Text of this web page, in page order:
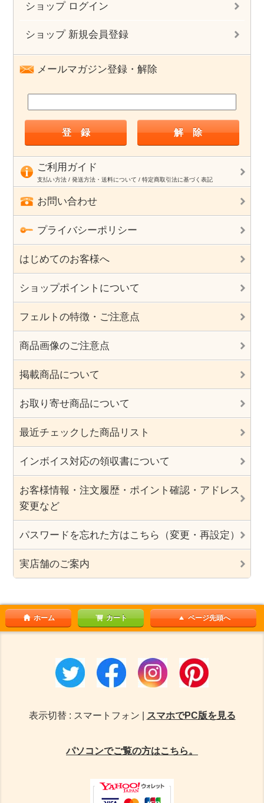
ショップ ログイン
ショップ 新規会員登録
メールマガジン登録・解除
ご利用ガイド
支払い方法 / 発送方法・送料について / 特定商取引法に基づく表記
お問い合わせ
プライバシーポリシー
はじめてのお客様へ
ショップポイントについて
フェルトの特徴・ご注意点
商品画像のご注意点
掲載商品について
お取り寄せ商品について
最近チェックした商品リスト
インボイス対応の領収書について
お客様情報・注文履歴・ポイント確認・アドレス
変更など
パスワードを忘れた方はこちら（変更・再設定）
実店舗のご案内
ホーム カート ページ先頭へ
表示切替 : スマートフォン | スマホでPC版を見る
パソコンでご覧の方はこちら。